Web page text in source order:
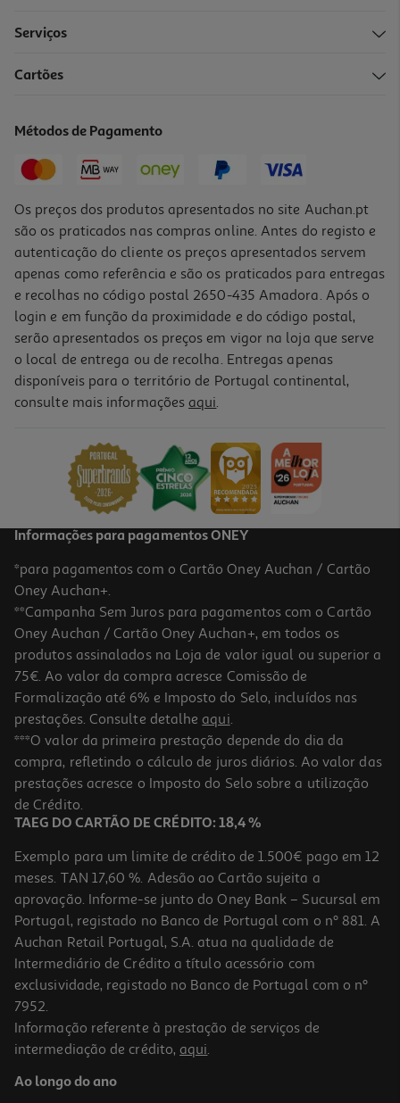
Serviços
Cartões
Métodos de Pagamento
Os preços dos produtos apresentados no site Auchan.pt
são os praticados nas compras online. Antes do registo e
autenticação do cliente os preços apresentados servem
apenas como referência e são os praticados para entregas
e recolhas no código postal 2650-435 Amadora. Após o
login e em função da proximidade e do código postal,
serão apresentados os preços em vigor na loja que serve
o local de entrega ou de recolha. Entregas apenas
disponíveis para o território de Portugal continental,
consulte mais informações aqui.
Informações para pagamentos ONEY
*para pagamentos com o Cartão Oney Auchan / Cartão
Oney Auchan+.
**Campanha Sem Juros para pagamentos com o Cartão
Oney Auchan / Cartão Oney Auchan+, em todos os
produtos assinalados na Loja de valor igual ou superior a
75€. Ao valor da compra acresce Comissão de
Formalização até 6% e Imposto do Selo, incluídos nas
prestações. Consulte detalhe aqui.
***O valor da primeira prestação depende do dia da
compra, refletindo o cálculo de juros diários. Ao valor das
prestações acresce o Imposto do Selo sobre a utilização
de Crédito.
TAEG DO CARTÃO DE CRÉDITO: 18,4 %
Exemplo para um limite de crédito de 1.500€ pago em 12
meses. TAN 17,60 %. Adesão ao Cartão sujeita a
aprovação. Informe-se junto do Oney Bank – Sucursal em
Portugal, registado no Banco de Portugal com o nº 881. A
Auchan Retail Portugal, S.A. atua na qualidade de
Intermediário de Crédito a título acessório com
exclusividade, registado no Banco de Portugal com o nº
7952.
Informação referente à prestação de serviços de
intermediação de crédito, aqui.
Ao longo do ano